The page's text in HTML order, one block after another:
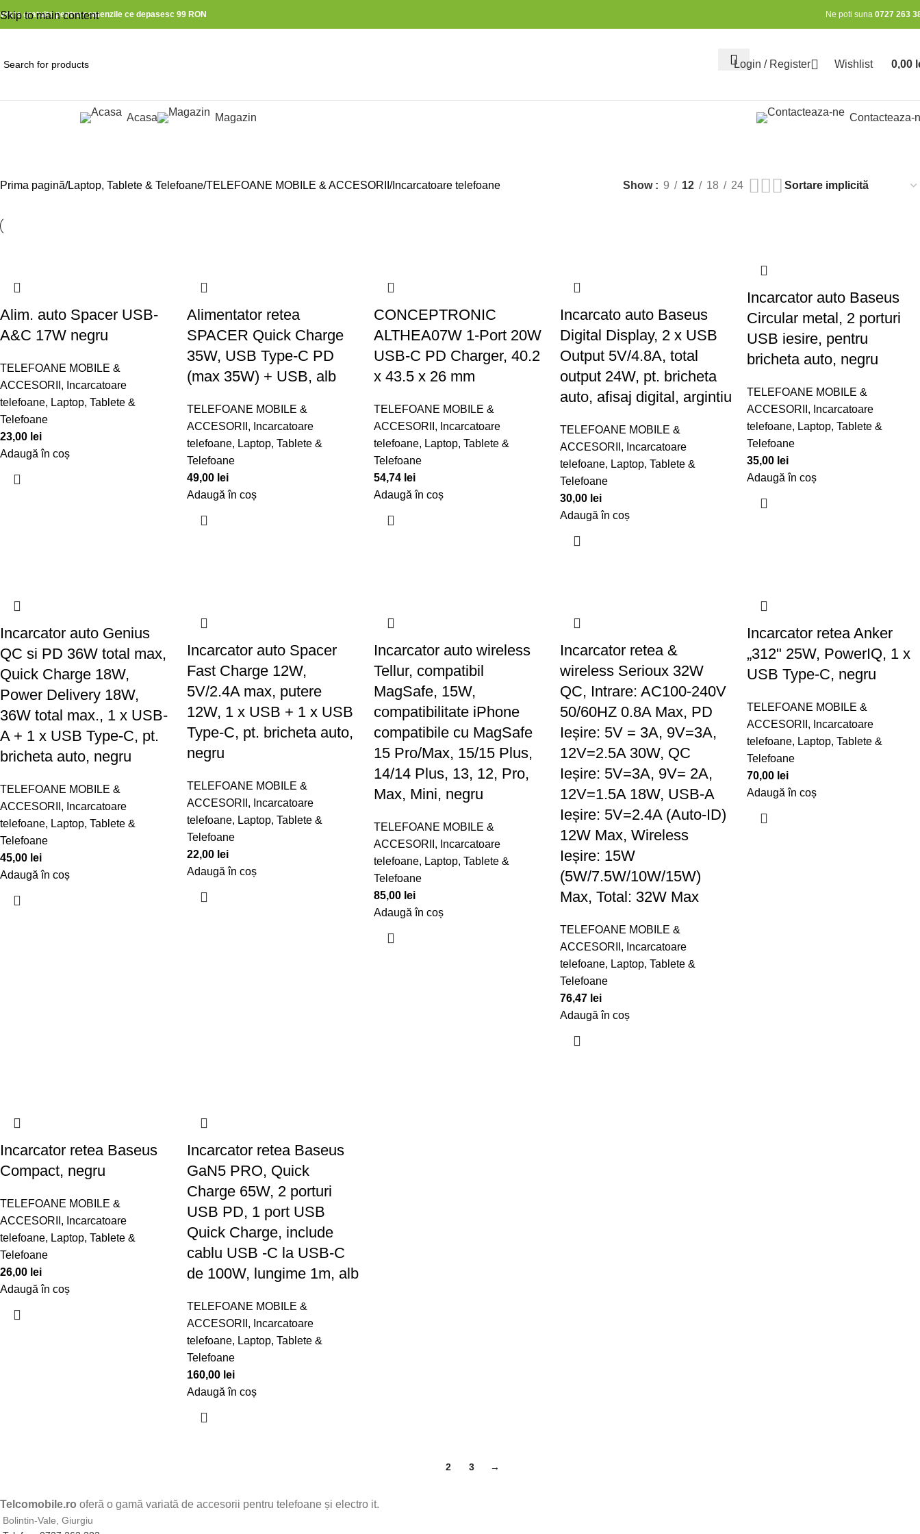
Skip to main content
gratuita pentru comenzile ce depasesc 99 RON Ne poti suna 0727 263
Login / Register Wishlist 0,00
Acasa Magazin Contacteaza-
Prima pagină Laptop, Tablete & Telefoane TELEFOANE MOBILE & ACCESORII Incarcatoare telefoane Show 9 12 18 24
Alim. auto Spacer USB-
A&C 17W negru
TELEFOANE MOBILE &
ACCESORII , Incarcatoare
telefoane, Laptop, Tablete &
Telefoane
23,00 lei
Adaugă în coș
Alimentator retea
SPACER Quick Charge
35W, USB Type-C PD
(max 35W) + USB, alb
TELEFOANE MOBILE &
ACCESORII , Incarcatoare
telefoane, Laptop, Tablete &
Telefoane
49,00 lei
Adaugă în coș
CONCEPTRONIC
ALTHEA07W 1-Port 20W
USB-C PD Charger, 40.2
x 43.5 x 26 mm
TELEFOANE MOBILE &
ACCESORII , Incarcatoare
telefoane, Laptop, Tablete &
Telefoane
54,74 lei
Adaugă în coș
Incarcato auto Baseus
Digital Display, 2 x USB
Output 5V/4.8A, total
output 24W, pt. bricheta
auto, afisaj digital, argintiu
TELEFOANE MOBILE &
ACCESORII , Incarcatoare
telefoane, Laptop, Tablete &
Telefoane
30,00 lei
Adaugă în coș
Incarcator auto Baseus
Circular metal, 2 porturi
USB iesire, pentru
bricheta auto, negru
TELEFOANE MOBILE &
ACCESORII , Incarcatoare
telefoane, Laptop, Tablete &
Telefoane
35,00 lei
Adaugă în coș
Incarcator auto Genius
QC si PD 36W total max,
Quick Charge 18W,
Power Delivery 18W,
36W total max., 1 x USB-
A + 1 x USB Type-C, pt.
bricheta auto, negru
TELEFOANE MOBILE &
ACCESORII , Incarcatoare
telefoane, Laptop, Tablete &
Telefoane
45,00 lei
Adaugă în coș
Incarcator auto Spacer
Fast Charge 12W,
5V/2.4A max, putere
12W, 1 x USB + 1 x USB
Type-C, pt. bricheta auto,
negru
TELEFOANE MOBILE &
ACCESORII , Incarcatoare
telefoane, Laptop, Tablete &
Telefoane
22,00 lei
Adaugă în coș
Incarcator auto wireless
Tellur, compatibil
MagSafe, 15W,
compatibilitate iPhone
compatibile cu MagSafe
15 Pro/Max, 15/15 Plus,
14/14 Plus, 13, 12, Pro,
Max, Mini, negru
TELEFOANE MOBILE &
ACCESORII , Incarcatoare
telefoane, Laptop, Tablete &
Telefoane
85,00 lei
Adaugă în coș
Incarcator retea &
wireless Serioux 32W
QC, Intrare: AC100-240V
50/60HZ 0.8A Max, PD
Ieșire: 5V = 3A, 9V=3A,
12V=2.5A 30W, QC
Ieșire: 5V=3A, 9V= 2A,
12V=1.5A 18W, USB-A
Ieșire: 5V=2.4A (Auto-ID)
12W Max, Wireless
Ieșire: 15W
(5W/7.5W/10W/15W)
Max, Total: 32W Max
TELEFOANE MOBILE &
ACCESORII , Incarcatoare
telefoane, Laptop, Tablete &
Telefoane
76,47 lei
Adaugă în coș
Incarcator retea Anker
„312" 25W, PowerIQ, 1 x
USB Type-C, negru
TELEFOANE MOBILE &
ACCESORII , Incarcatoare
telefoane, Laptop, Tablete &
Telefoane
70,00 lei
Adaugă în coș
Incarcator retea Baseus
Compact, negru
TELEFOANE MOBILE &
ACCESORII , Incarcatoare
telefoane, Laptop, Tablete &
Telefoane
26,00 lei
Adaugă în coș
Incarcator retea Baseus
GaN5 PRO, Quick
Charge 65W, 2 porturi
USB PD, 1 port USB
Quick Charge, include
cablu USB -C la USB-C
de 100W, lungime 1m, alb
TELEFOANE MOBILE &
ACCESORII , Incarcatoare
telefoane, Laptop, Tablete &
Telefoane
160,00 lei
Adaugă în coș
2 3 →
Telcomobile.ro oferă o gamă variată de accesorii pentru telefoane și electro it.
Bolintin-Vale, Giurgiu